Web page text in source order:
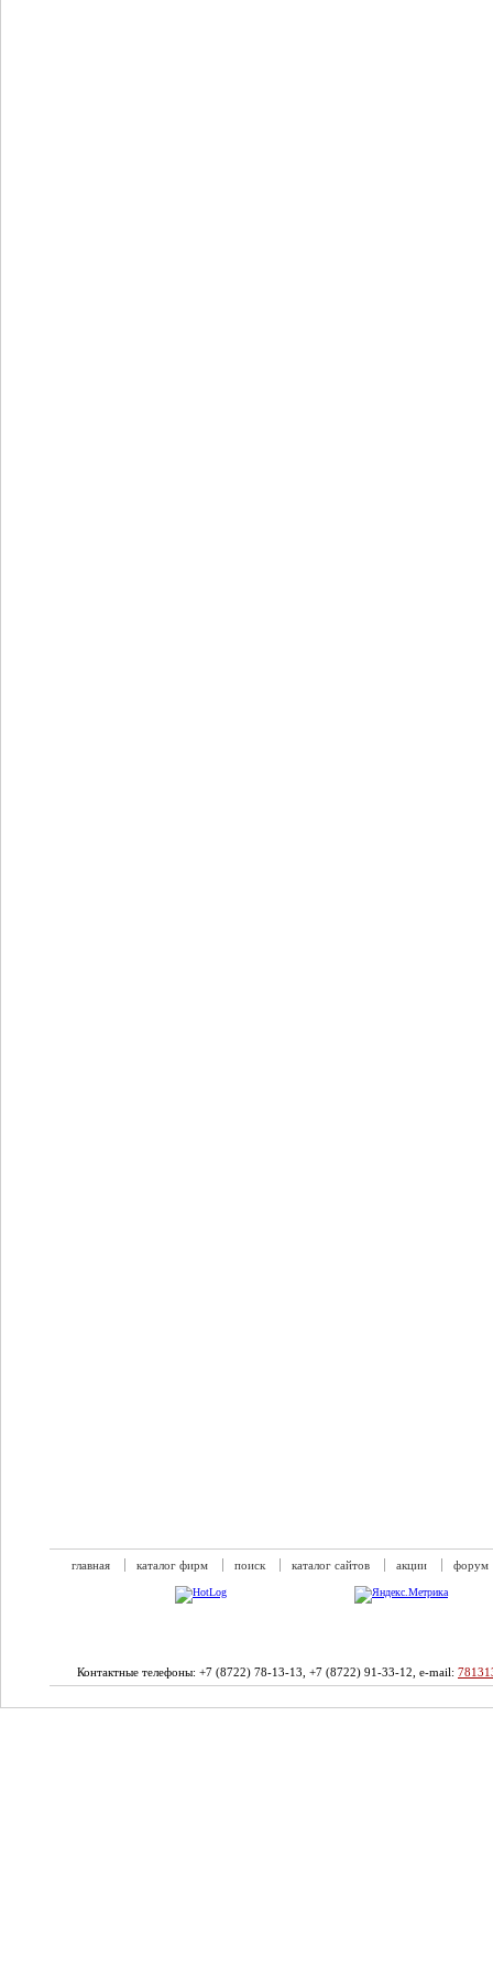
главная каталог фирм поиск каталог сайтов акции форум
Контактные телефоны: +7 (8722) 78-13-13, +7 (8722) 91-33-12, e-mail: